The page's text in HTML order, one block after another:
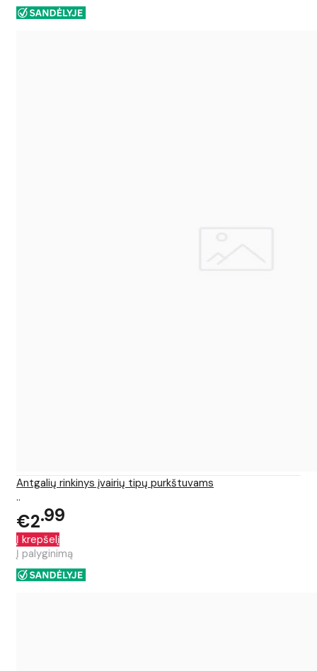
Antgalių rinkinys įvairių tipų purkštuvams
..
€2 99
Į krepšelį
Į palyginimą